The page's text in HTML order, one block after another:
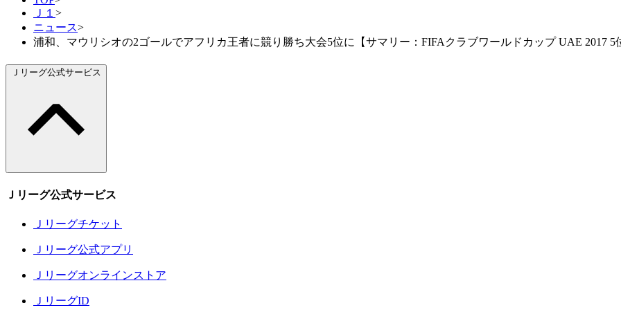
Ｊ１ >
ニュース>
浦和、マウリシオの2ゴールでアフリカ王者に競り勝ち大会5位に【サマリー：FIFAクラブワールドカップ UAE 2017 5
Ｊリーグ公式サービス
Ｊリーグ公式サービス
Ｊリーグチケット
Ｊリーグ公式アプリ
Ｊリーグオンラインストア
ＪリーグID